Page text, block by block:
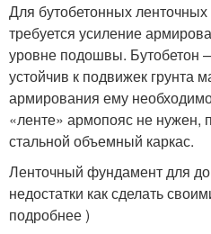
Для бутобетонных
требуется усиление
уровне подошвы. Бутобетон
устойчив к подвижек грунта
армирования ему
«ленте» армопояс не нужен,
стальной объемный каркас.
Ленточный фундамент для
недостатки как сделать
подробнее )